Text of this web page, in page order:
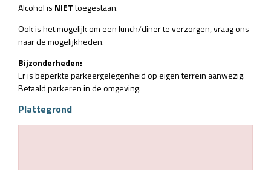
Alcohol is NIETtoegestaan.
Ook is het mogelijk om een lunch/diner te verzorgen, vraag ons
naar de mogelijkheden.
Bijzonderheden:
Er is beperkte parkeergelegenheid op eigen terrein aanwezig.
Betaald parkeren in de omgeving.
Plattegrond